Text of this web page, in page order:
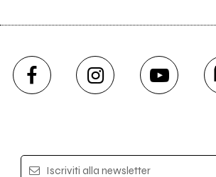
Iscriviti alla newsletter